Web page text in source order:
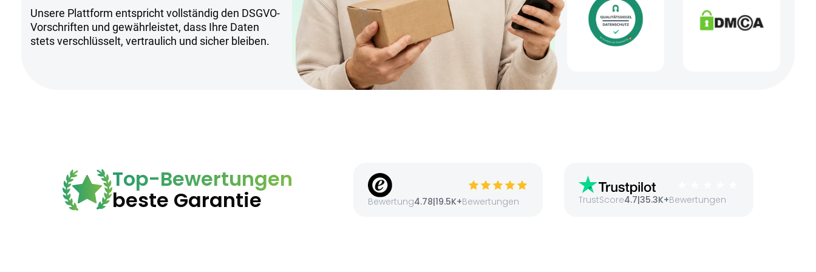
Trocken und kühl lagern
Anwendung nur unter ärztlicher Aufsicht empfohlen
Für erfahrene Anwender geeignet
Unsere Plattform entspricht vollständig den DSGVO-
Vorschriften und gewährleistet, dass Ihre Daten
stets verschlüsselt, vertraulich und sicher bleiben.
Top-Bewertungen
beste Garantie Bewertung4.78|19.5K+Bewertungen TrustScore4.7|35.3K+Bewertungen